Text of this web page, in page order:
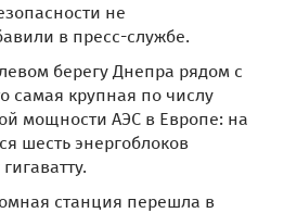
не
в пресс-службе.
берегу Днепра рядом с
самая крупная по числу
мощности АЭС в Европе: на
шесть энергоблоков
станция перешла в